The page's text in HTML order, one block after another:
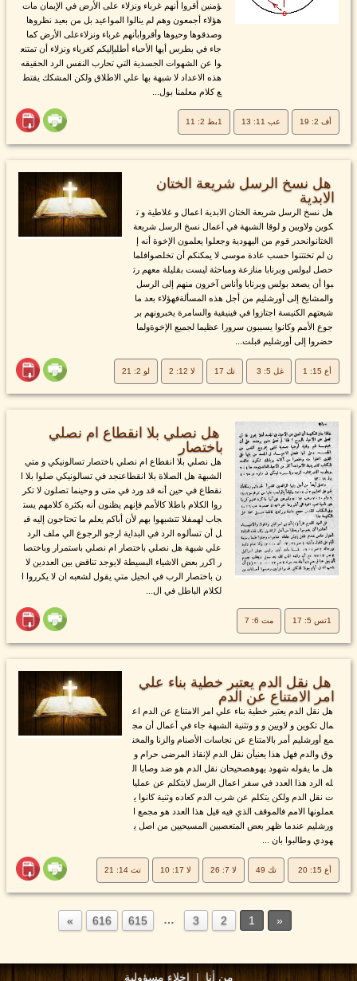
ؤمنين أقروا أنهم غرباء ونزلاء على الأرض في الإيمان مات
هؤلاء أجمعون وهم لم ينالوا المواعيد بل من بعيد نظروها
وصدقوها وحيوها وأقروابأنهم غرباء ونزلاءعلى الأرض كما
جاء في بطرس أيها الأحباء أطلبإليكم كغرباء ونزلاء أن تمتنع
وا عن الشهوات الجسدية التي تحارب النفس الرد الحقيقه
هذه الاعداد لا شبهة بها علي الاطلاق ولكن المشكك يقتط
ع كلام معلمنا بول...
أف 2: 19 عب 11: 13 1بط 2: 11
هل نسخ الرسل شريعة الختان
الابدية
هل نسخ الرسل شريعة الختان الابدية اعمال و غلاطية و ت
كوين ولاويين و لوقا الشبهة في أعمال نسخ الرسل شريعة
الختانوانحدر قوم من اليهودية وجعلوا يعلمون الإخوة أنه إ
ن لم تختتنوا حسب عادة موسى لا يمكنكم أن تخلصوافلما
حصل لبولس وبرنابا منازعة ومباحثة ليست بقليلة معهم رت
بوا أن يصعد بولس وبرنابا وأناس آخرون منهم إلى الرسل
والمشايخ إلى أورشليم من أجل هذه المسألةفهؤلاء بعد ما
شيعتهم الكنيسة اجتازوا في فينيقية والسامرة يخبرونهم بر
جوع الأمم وكانوا يسببون سرورا عظيما لجميع الإخوةولما
حضروا إلى أورشليم قبلت...
أع 15: 1 غل 5: 3 تك 17 لا 12: 2 لو 2: 21
هل نصلي بلا انقطاع ام نصلي
باختصار
هل نصلي بلا انقطاع ام نصلي باختصار تسالونيكي و متي
الشبهة هل الصلاة بلا انقطاعنجد في تسالونيكي صلوا بلا ا
نقطاع في حين أنه قد ورد في متى و وحينما تصلون لا تكر
روا الكلام باطلا كالأمم فإنهم يظنون أنه بكثرة كلامهم يست
جاب لهمفلا تتشبهوا بهم لأن أباكم يعلم ما تحتاجون إليه قب
ل أن تسألوه الرد في البداية ارجو الرجوع الي ملف الرد
علي شبهة هل نصلي باختصار ام نصلي باستمرار وباختصا
ر اكرر بعض الاشياء البسيطة لايوجد تناقض بين العددين لا
ن باختصار الرب في انجيل متي يقول لشعبه ان لا يكرروا ا
لكلام الباطل في ال...
1تس 5: 17 مت 6: 7
هل نقل الدم يعتبر خطية بناء علي
امر الامتناع عن الدم
هل نقل الدم يعتبر خطية بناء علي امر الامتناع عن الدم اع
مال تكوين و لاويين و و وتثنية الشبهة جاء في أعمال أن مج
مع أورشليم أمر بالامتناع عن نجاسات الأصنام والزنا والمخن
وق والدم فهل هذا يعنيأن نقل الدم لإنقاذ المرضى حرام و
هل ما يقوله شهود يهوهصحيحان نقل الدم هو ضد وصايا ال
له الرد هذا العدد في سفر اعمال الرسل لايتكلم عن عمليا
ت نقل الدم ولكن يتكلم عن شرب الدم كعاده وثنية كانوا ي
عملونها الامم فالموقف الذي فيه قيل هذا العدد هو مجمع ا
ورشليم عندما ظهر بعض المتعصبين المسيحيين من اصل ي
هودي وطالبوا بان ...
أع 15: 20 تك 49 لا 7: 26 لا 17: 10 تث 14: 21
1
2
3
…
615
616
من أنا|إخلاء مسؤولية